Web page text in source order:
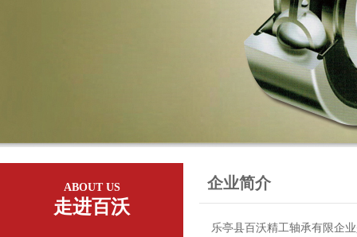
ABOUT US
走进百沃
企业简介
乐亭县百沃精工轴承有限企